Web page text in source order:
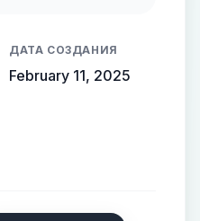
ДАТА СОЗДАНИЯ
February 11, 2025